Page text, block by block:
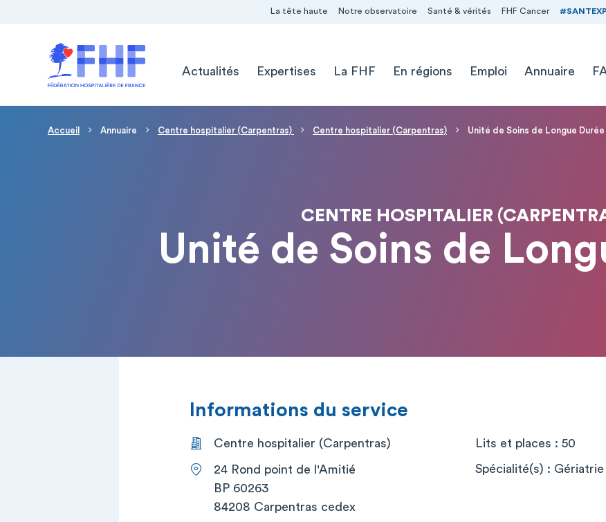
La tête haute Notre observatoire Santé & vérités FHF Cancer
Actualités
Expertises La FHF En régions Emploi Annuaire
Fil d'Ariane
Accueil Annuaire Centre hospitalier (Carpentras) Centre hospitalier (Carpentras) Unité de Soins de Longue Durée
CENTRE HOSPITALIER
Unité de Soins de
Informations du service
Centre hospitalier (Carpentras)
24 Rond point de l'Amitié
BP 60263
84208 Carpentras cedex
Lits et places : 50
Spécialité(s) : Gériatrie